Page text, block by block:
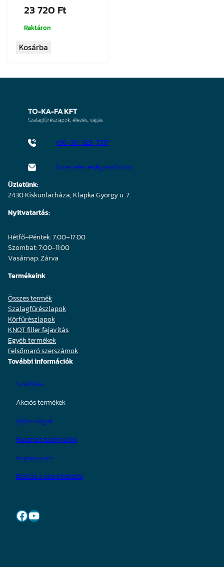
23 720 Ft
Raktáron
Kosárba
+36-30-323-7317
fureszelezes@gmail.com
Üzletünk:
2430 Kiskunlacháza, Klapka György u. 7.
Nyitvatartás:
Hétfő–Péntek: 7:00–17:00
Szombat: 7:00-11:00
Vasárnap: Zárva
Termékeink
Összes termék
Szalagfűrészlapok
Körfűrészlapok
KNOT filler fajavítás
Egyéb termékek
Felsőmaró szerszámok
További információk
Szállítás
Akciós termékek
Újdonságok
Hasznos tudnivalók
Impresszum
Elállás a szerződéstől
Facebook YouTube